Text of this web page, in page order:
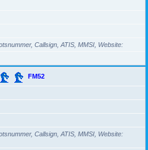
Callsign, ATIS, MMSI, Website
FM52
Callsign, ATIS, MMSI, Website